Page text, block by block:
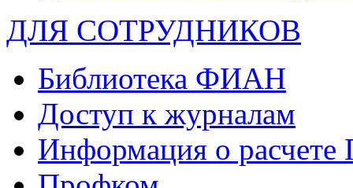
ДЛЯ СОТРУДНИКОВ
Библиотека ФИАН
Доступ к журналам
Информация о